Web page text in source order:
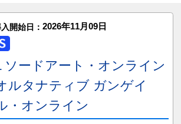
開始日： 2026年11月09日
ソードアート・オンライン
ルタナティブ ガンゲイ
・オンライン